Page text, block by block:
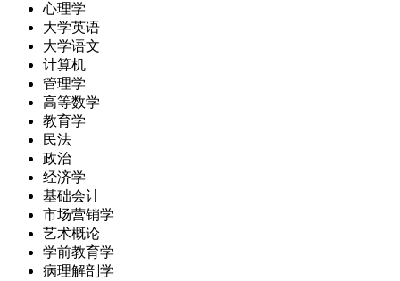
心理学
大学英语
大学语文
计算机
管理学
高等数学
教育学
民法
政治
经济学
基础会计
市场营销学
艺术概论
学前教育学
病理解剖学